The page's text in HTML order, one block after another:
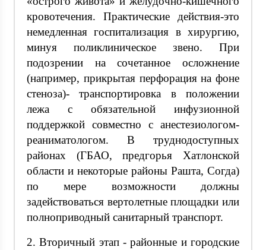
кровотечения. Практические действия-это
немедленная госпитализация в хирургию,
минуя поликлиническое звено. При
подозрении на сочетанное осложнение
(например, прикрытая перфорация на фоне
стеноза)- транспортировка в положении
лежа с обязательной инфузионной
поддержкой совместно с анестезиологом-
реаниматологом. В труднодоступных
районах (ГБАО, предгорья Хатлонской
области и некоторые районы Рашта, Согда)
по мере возможности должны
задействоваться вертолетные площадки или
полноприводный санитарный транспорт.
2. Вторичный этап - районные и городские